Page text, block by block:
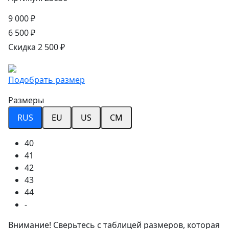
9 000 ₽
6 500 ₽
Скидка 2 500 ₽
Подобрать размер
Размеры
RUS
EU US CM
40
41
42
43
44
-
Внимание! Сверьтесь с таблицей размеров, которая